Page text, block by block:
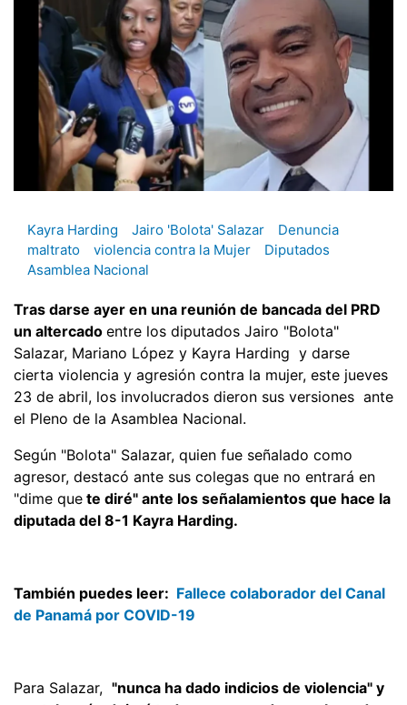
Kayra Harding Jairo 'Bolota' Salazar
Denuncia
maltrato
violencia contra la Mujer
Diputados
Asamblea Nacional
Tras darse ayer en una reunión de bancada del PRD
un altercado entre los diputados Jairo "Bolota"
Salazar, Mariano López y Kayra Harding y darse
cierta violencia y agresión contra la mujer, este jueves
23 de abril, los involucrados dieron sus versiones ante
el Pleno de la Asamblea Nacional.
Según "Bolota" Salazar, quien fue señalado como
agresor, destacó ante sus colegas que no entrará en
"dime que te diré" ante los señalamientos que hace la
diputada del 8-1 Kayra Harding.
También puedes leer: Fallece colaborador del Canal
de Panamá por COVID-19
Para Salazar, "nunca ha dado indicios de violencia" y